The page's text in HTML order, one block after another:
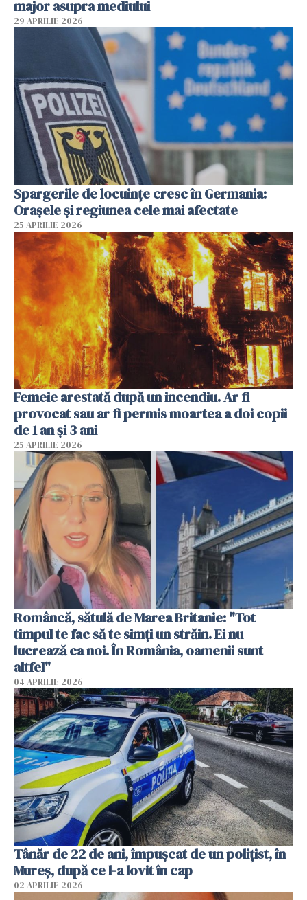
major asupra mediului
29 APRILIE 2026
Spargerile de locuințe cresc în Germania:
Orașele și regiunea cele mai afectate
25 APRILIE 2026
Femeie arestată după un incendiu. Ar fi
provocat sau ar fi permis moartea a doi copii
de 1 an și 3 ani
25 APRILIE 2026
Româncă, sătulă de Marea Britanie: "Tot
timpul te fac să te simți un străin. Ei nu
lucrează ca noi. În România, oamenii sunt
altfel"
04 APRILIE 2026
Tânăr de 22 de ani, împușcat de un polițist, în
Mureș, după ce l-a lovit în cap
02 APRILIE 2026